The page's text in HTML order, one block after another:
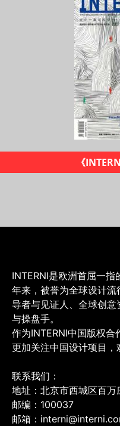
2019
INTERNI是欧洲首屈一
年来，被誉为全球设计
导者与见证人、全球创
与操盘手。
作为INTERNI中国版权合
更加关注中国设计项目，
联系我们：
地址：北京市西城区百
邮编：100037
邮箱：